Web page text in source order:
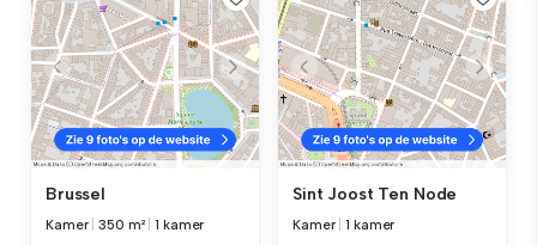
Brussel
Kamer |350 m² |1 kamer
Sint Joost Ten Node
Kamer |1 kamer